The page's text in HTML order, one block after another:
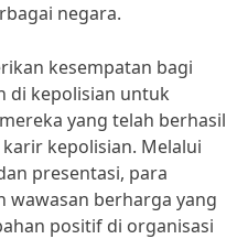
negara.
kesempatan bagi
di kepolisian untuk
yang telah berhasil
kepolisian. Melalui
presentasi, para
wawasan berharga yang
positif di organisasi